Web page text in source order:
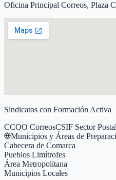
Oficina Principal Correos, Plaza
Sindicatos con Formación Activa
CCOO CorreosCSIF Sector Postal
Municipios y Áreas de
Cabecera de Comarca
Pueblos Limítrofes
Área Metropolitana
Municipios Locales